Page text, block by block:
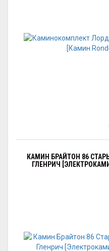
КАМИН БРАЙТОН 86
ГЛЕНРИЧ [ЭЛЕКТРОКАМИН